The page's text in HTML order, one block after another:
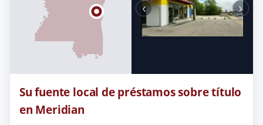
‹ ›
Su fuente local de préstamos sobre título
en Meridian